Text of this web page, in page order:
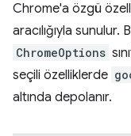
Chrome'a özgü
aracılığıyla sunulur.
ChromeOptions
seçili özelliklerde
altında depolanır.